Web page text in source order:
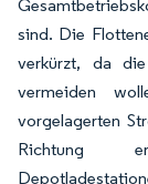
sind. Die
verkürzt, da
vermeiden
vorgelagerten
Richtung